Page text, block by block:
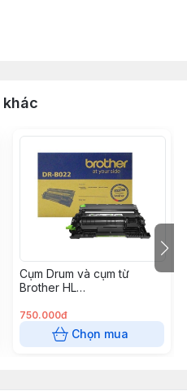
khác
Cụm Drum và cụm từ
Brother HL
(DRB022/B027)
750.000đ
Chọn mua